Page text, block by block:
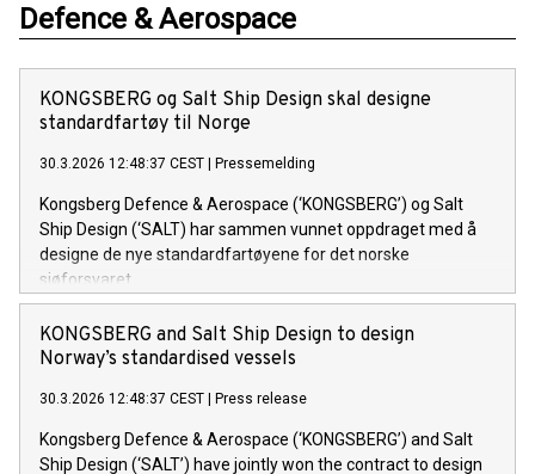
Defence & Aerospace
KONGSBERG og Salt Ship Design skal designe
standardfartøy til Norge
30.3.2026 12:48:37 CEST Pressemelding
Kongsberg Defence & Aerospace (‘KONGSBERG’) og Salt
Ship Design (‘SALT) har sammen vunnet oppdraget med å
designe de nye standardfartøyene for det norske
sjøforsvaret.
KONGSBERG and Salt Ship Design to design
Norway’s standardised vessels
30.3.2026 12:48:37 CEST Press release
Kongsberg Defence & Aerospace (‘KONGSBERG’) and Salt
Ship Design (‘SALT’) have jointly won the contract to design